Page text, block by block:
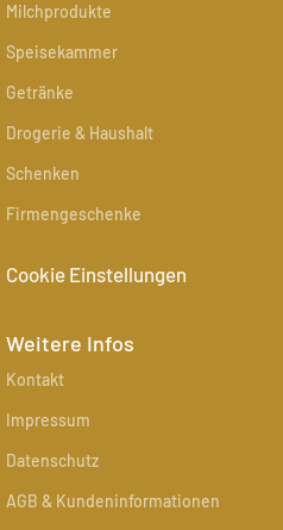
Milchprodukte
Speisekammer
Getränke
Drogerie & Haushalt
Schenken
Firmengeschenke
Cookie Einstellungen
Weitere Infos
Kontakt
Impressum
Datenschutz
AGB & Kundeninformationen